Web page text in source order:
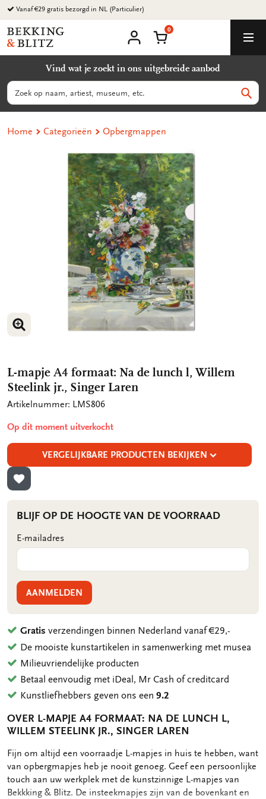
Ga
naar
content
Vanaf €29 gratis bezorgd in NL (Particulier)
Bekking
&
B.V.
account
Winkelmand
0
Vind wat je zoekt in ons uitgebreide aanbod
Zoeken
Home Categorieën Opbergmappen
VERGROOT AFBEELDING
L-mapje A4 formaat: Na de lunch l, Willem
Steelink jr., Singer Laren
Artikelnummer: LMS806
Op dit moment uitverkocht
VERGELIJKBARE PRODUCTEN BEKIJKEN
TOEVOEGEN AAN VERLANGLIJST
BLIJF OP DE HOOGTE VAN DE VOORRAAD
E-mailadres
AANMELDEN
Gratis verzendingen binnen Nederland vanaf €29,-
De mooiste kunstartikelen in samenwerking met musea
Milieuvriendelijke producten
Betaal eenvoudig met iDeal, Mr Cash of creditcard
Kunstliefhebbers geven ons een9.2
OVER L-MAPJE A4 FORMAAT: NA DE LUNCH L,
WILLEM STEELINK JR., SINGER LAREN
OMSCHRIJVING
Fijn om altijd een voorraadje L-mapjes in huis te hebben, want
van opbergmapjes heb je nooit genoeg. Geef een persoonlijke
touch aan uw werkplek met de kunstzinnige L-mapjes van
Bekkking & Blitz. De insteekmapjes zijn van de bovenkant en